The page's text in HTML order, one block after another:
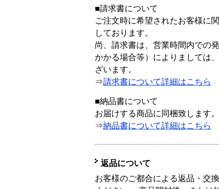
■請求書について
ご注文時に希望されたお客様に
しております。
尚、請求書は、営業時間内での
かかる場合等）によりましては
ざいます。
⇒請求書について詳細はこちら
■納品書について
お届けする商品に同梱致します。
⇒納品書について詳細はこちら
返品について
お客様のご都合による返品・交